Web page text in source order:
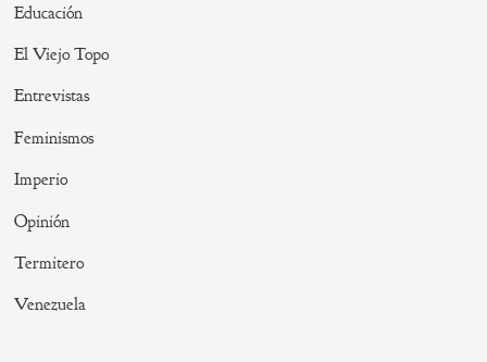
Educación
El Viejo Topo
Entrevistas
Feminismos
Imperio
Opinión
Termitero
Venezuela